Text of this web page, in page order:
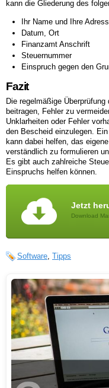
kann die Gliederung des
Ihr Name und Ihre
Datum, Ort
Finanzamt Anschrift
Steuernummer
Einspruch gegen den
Fazit
Die regelmäßige
beitragen, Fehler zu
Unklarheiten oder Fehler
den Bescheid einzulegen.
kann dabei helfen, das
verständlich zu formulieren
Es gibt auch zahlreiche
Einspruchs helfen können.
Jetzt
Download
Software Tipps